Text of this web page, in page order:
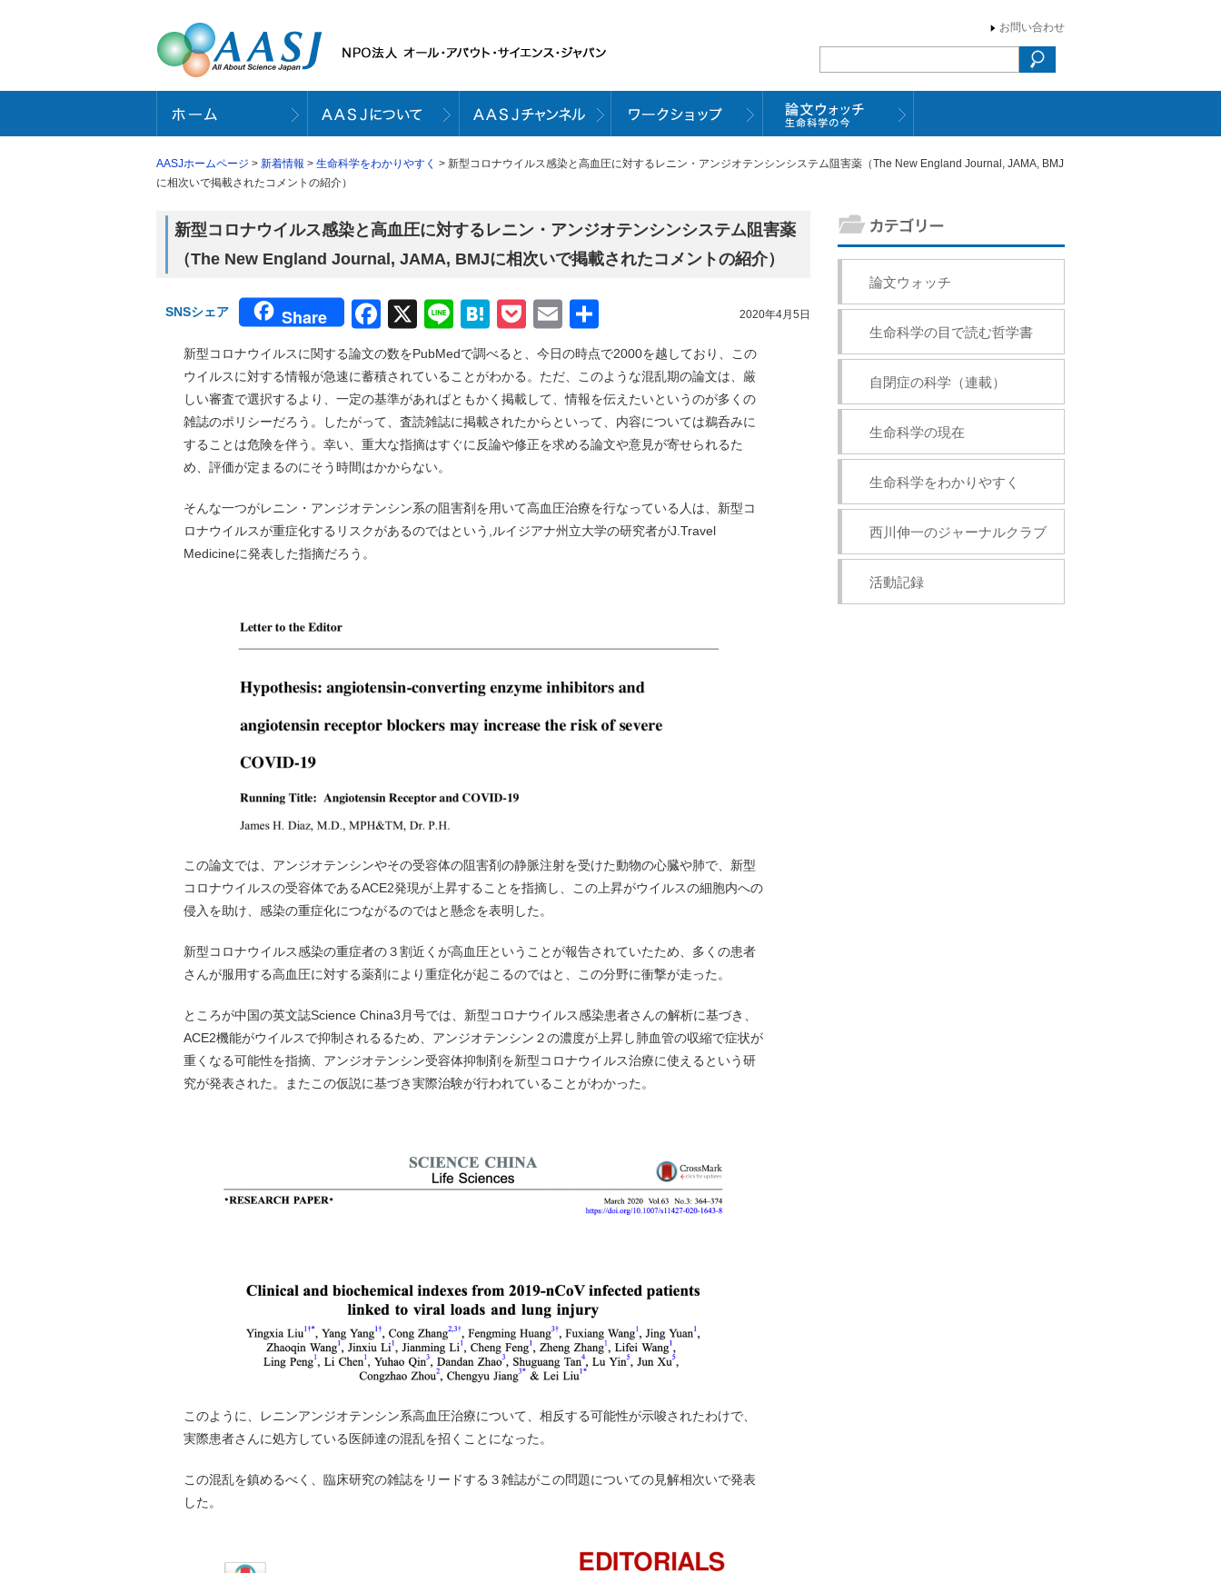
お問い合わせ
AASJホームページ > 新着情報 > 生命科学をわかりやすく > 新型コロナウイルス感染と高血圧に対するレニン・アンジオテンシンシステム阻害薬（The New England Journal, JAMA, BMJ
に相次いで掲載されたコメントの紹介）
新型コロナウイルス感染と高血圧に対するレニン・アンジオテンシンシステム阻害薬
（The New England Journal, JAMA, BMJに相次いで掲載されたコメントの紹介）
2020年4月5日
SNSシェア Share Facebook
X LineHatena
Pocket
Email
有
新型コロナウイルスに関する論文の数をPubMedで調べると、今日の時点で2000を越しており、この
ウイルスに対する情報が急速に蓄積されていることがわかる。ただ、このような混乱期の論文は、厳
しい審査で選択するより、一定の基準があればともかく掲載して、情報を伝えたいというのが多くの
雑誌のポリシーだろう。したがって、査読雑誌に掲載されたからといって、内容については鵜呑みに
することは危険を伴う。幸い、重大な指摘はすぐに反論や修正を求める論文や意見が寄せられるた
め、評価が定まるのにそう時間はかからない。
そんな一つがレニン・アンジオテンシン系の阻害剤を用いて高血圧治療を行なっている人は、新型コ
ロナウイルスが重症化するリスクがあるのではという,ルイジアナ州立大学の研究者がJ.Travel
Medicineに発表した指摘だろう。
この論文では、アンジオテンシンやその受容体の阻害剤の静脈注射を受けた動物の心臓や肺で、新型
コロナウイルスの受容体であるACE2発現が上昇することを指摘し、この上昇がウイルスの細胞内への
侵入を助け、感染の重症化につながるのではと懸念を表明した。
新型コロナウイルス感染の重症者の３割近くが高血圧ということが報告されていたため、多くの患者
さんが服用する高血圧に対する薬剤により重症化が起こるのではと、この分野に衝撃が走った。
ところが中国の英文誌Science China3月号では、新型コロナウイルス感染患者さんの解析に基づき、
ACE2機能がウイルスで抑制されるるため、アンジオテンシン２の濃度が上昇し肺血管の収縮で症状が
重くなる可能性を指摘、アンジオテンシン受容体抑制剤を新型コロナウイルス治療に使えるという研
究が発表された。またこの仮説に基づき実際治験が行われていることがわかった。
このように、レニンアンジオテンシン系高血圧治療について、相反する可能性が示唆されたわけで、
実際患者さんに処方している医師達の混乱を招くことになった。
この混乱を鎮めるべく、臨床研究の雑誌をリードする３雑誌がこの問題についての見解相次いで発表
した。
論文ウォッチ
生命科学の目で読む哲学書
自閉症の科学（連載）
生命科学の現在
生命科学をわかりやすく
西川伸一のジャーナルクラブ
活動記録